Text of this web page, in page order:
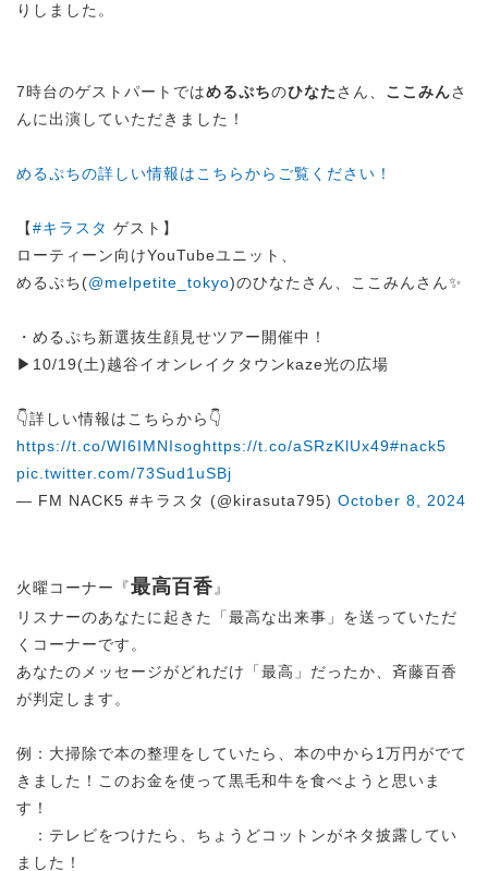
りしました。
7時台のゲストパートではめるぷちのひなたさん、 ここみんさ
んに出演していただきました！
めるぷちの詳しい情報はこちらからご覧ください！
【#キラスタ ゲスト】
ローティーン向けYouTubeユニット、
めるぷち(@melpetite_tokyo)のひなたさん、ここみんさん✨
・めるぷち新選抜生顔見せツアー開催中！
▶10/19(土)越谷イオンレイクタウンkaze光の広場
👇詳しい情報はこちらから👇
https://t.co/WI6IMNIsoghttps://t.co/aSRzKlUx49#nack5
pic.twitter.com/73Sud1uSBj
— FM NACK5 #キラスタ (@kirasuta795) October 8, 2024
火曜コーナー『最高百香』
リスナーのあなたに起きた「最高な出来事」を送っていただ
くコーナーです。
あなたのメッセージがどれだけ「最高」だったか、斉藤百香
が判定します。
例：大掃除で本の整理をしていたら、本の中から1万円がでて
きました！このお金を使って黒毛和牛を食べようと思いま
す！
：テレビをつけたら、ちょうどコットンがネタ披露してい
ました！